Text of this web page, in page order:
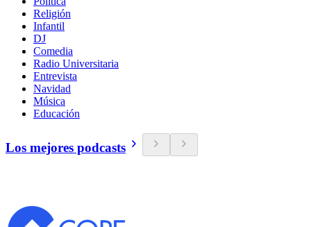
Religión
Infantil
DJ
Comedia
Radio Universitaria
Entrevista
Navidad
Música
Educación
Los mejores podcasts